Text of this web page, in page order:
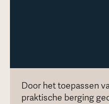
Door het toepassen
praktische berging